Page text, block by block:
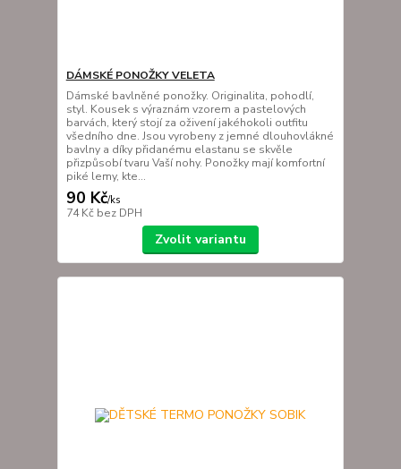
DÁMSKÉ PONOŽKY VELETA
Dámské bavlněné ponožky. Originalita, pohodlí,
styl. Kousek s výraznám vzorem a pastelových
barvách, který stojí za oživení jakéhokoli outfitu
všedního dne. Jsou vyrobeny z jemné dlouhovlákné
bavlny a díky přidanému elastanu se skvěle
přizpůsobí tvaru Vaší nohy. Ponožky mají komfortní
piké lemy, kte...
90 Kč/ks
74 Kč bez DPH
Zvolit variantu